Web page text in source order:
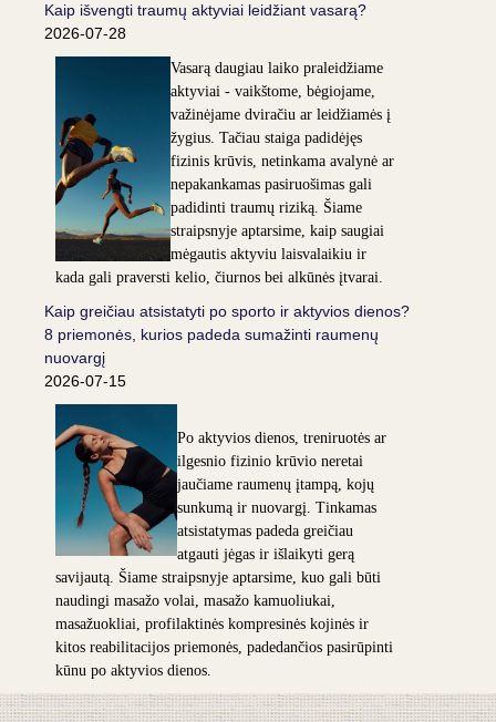
Kaip išvengti traumų aktyviai leidžiant vasarą?
2026-07-28
Vasarą daugiau laiko praleidžiame
aktyviai - vaikštome, bėgiojame,
važinėjame dviračiu ar leidžiamės į
žygius. Tačiau staiga padidėjęs
fizinis krūvis, netinkama avalynė ar
nepakankamas pasiruošimas gali
padidinti traumų riziką. Šiame
straipsnyje aptarsime, kaip saugiai
mėgautis aktyviu laisvalaikiu ir
kada gali praversti kelio, čiurnos bei alkūnės įtvarai.
Kaip greičiau atsistatyti po sporto ir aktyvios dienos?
8 priemonės, kurios padeda sumažinti raumenų
nuovargį
2026-07-15
Po aktyvios dienos, treniruotės ar
ilgesnio fizinio krūvio neretai
jaučiame raumenų įtampą, kojų
sunkumą ir nuovargį. Tinkamas
atsistatymas padeda greičiau
atgauti jėgas ir išlaikyti gerą
savijautą. Šiame straipsnyje aptarsime, kuo gali būti
naudingi masažo volai, masažo kamuoliukai,
masažuokliai, profilaktinės kompresinės kojinės ir
kitos reabilitacijos priemonės, padedančios pasirūpinti
kūnu po aktyvios dienos.